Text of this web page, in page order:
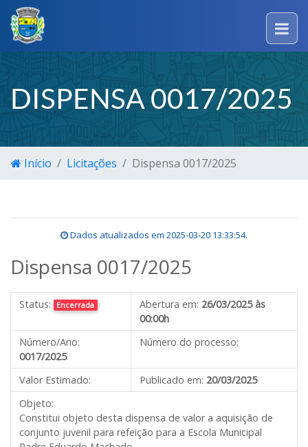
DISPENSA 0017/2025
Início Licitações Dispensa 0017/2025
Dados atualizados em 2025-03-20 13:33:54.
Dispensa 0017/2025
Status: Encerrada Abertura em: 26/03/2025 às
00:00h
Número/Ano:
0017/2025
Número do processo:
Valor Estimado: Publicado em: 20/03/2025
Objeto:
Constitui objeto desta dispensa de valor a aquisição de
conjunto juvenil para refeição para a Escola Municipal